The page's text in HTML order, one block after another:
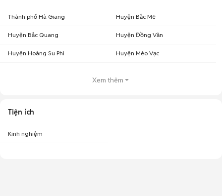
Thành phố Hà Giang Huyện Bắc Mê
Huyện Bắc Quang Huyện Đồng Văn
Huyện Hoàng Su Phì Huyện Mèo Vạc
Xem thêm
Tiện ích
Kinh nghiệm